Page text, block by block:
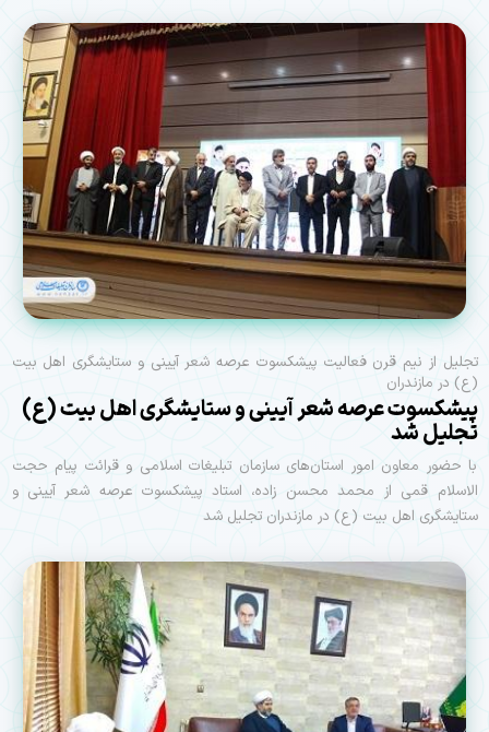
تجلیل از نیم قرن فعالیت پیشکسوت عرصه شعر آیینی و ستایشگری اهل بیت
(ع) در مازندران
پیشکسوت عرصه شعر آیینی و ستایشگری اهل بیت (ع)
تجلیل شد
با حضور معاون امور استان‌های سازمان تبلیغات اسلامی و قرائت پیام حجت
الاسلام قمی از محمد محسن زاده، استاد پیشکسوت عرصه شعر آیینی و
ستایشگری اهل بیت (ع) در مازندران تجلیل شد